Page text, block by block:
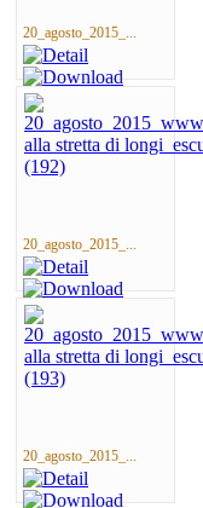
20_agosto_2015_...
20_agosto_2015_...
20_agosto_2015_...